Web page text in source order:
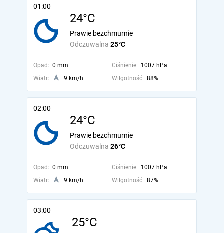
01:00
24°C
Odczuwalna 25°C
Prawie bezchmurnie
Opad: 0 mm Ciśnienie: 1007 hPa
Wiatr:
9 km/h Wilgotność: 88%
02:00
24°C
Odczuwalna 26°C
Prawie bezchmurnie
Opad: 0 mm Ciśnienie: 1007 hPa
Wiatr:
9 km/h Wilgotność: 87%
03:00
25°C